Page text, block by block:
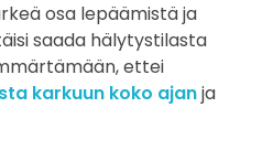
osa lepäämistä ja
saada hälytystilasta
ettei
karkuun koko ajanja